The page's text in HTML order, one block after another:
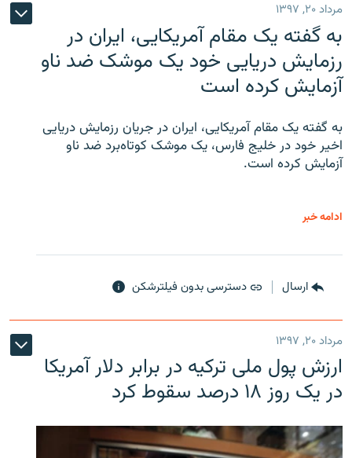
مرداد ۲۰, ۱۳۹۷
به گفته یک مقام آمریکایی، ایران در
رزمایش دریایی خود یک موشک ضد ناو
آزمایش کرده است
به گفته یک مقام آمریکایی، ایران در جریان رزمایش دریایی
اخیر خود در خلیج فارس، یک موشک کوتاه‌برد ضد ناو
آزمایش کرده است.
ادامه خبر
ارسال دسترسی بدون فیلترشکن
مرداد ۲۰, ۱۳۹۷
ارزش پول ملی ترکیه در برابر دلار آمریکا
در یک روز ۱۸ درصد سقوط کرد